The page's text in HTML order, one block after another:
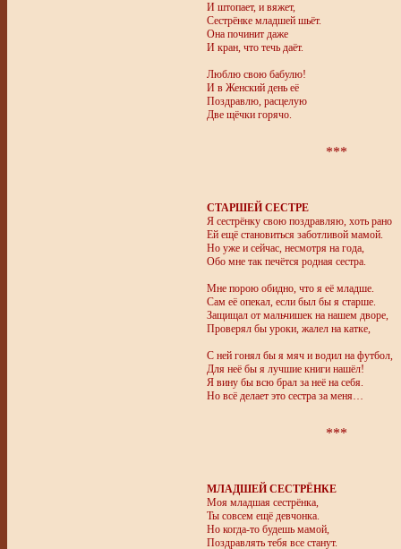
И штопает, и вяжет,
Сестрёнке младшей шьёт.
Она починит даже
И кран, что течь даёт.
Люблю свою бабулю!
И в Женский день её
Поздравлю, расцелую
Две щёчки горячо.
***
СТАРШЕЙ СЕСТРЕ
Я сестрёнку свою поздравляю, хоть рано
Ей ещё становиться заботливой мамой.
Но уже и сейчас, несмотря на года,
Обо мне так печётся родная сестра.
Мне порою обидно, что я её младше.
Сам её опекал, если был бы я старше.
Защищал от мальчишек на нашем дворе,
Проверял бы уроки, жалел на катке,
С ней гонял бы я мяч и водил на футбол,
Для неё бы я лучшие книги нашёл!
Я вину бы всю брал за неё на себя.
Но всё делает это сестра за меня…
***
МЛАДШЕЙ СЕСТРЁНКЕ
Моя младшая сестрёнка,
Ты совсем ещё девчонка.
Но когда-то будешь мамой,
Поздравлять тебя все станут.